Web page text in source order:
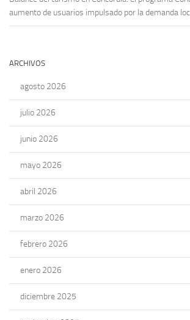
aumento de usuarios impulsado por la demanda
ARCHIVOS
agosto 2026
julio 2026
junio 2026
mayo 2026
abril 2026
marzo 2026
febrero 2026
enero 2026
diciembre 2025